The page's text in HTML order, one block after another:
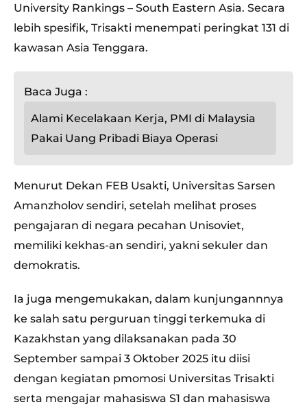
University Rankings – South Eastern Asia. Secara
lebih spesifik, Trisakti menempati peringkat 131 di
kawasan Asia Tenggara.
Baca Juga :
Alami Kecelakaan Kerja, PMI di Malaysia
Pakai Uang Pribadi Biaya Operasi
Menurut Dekan FEB Usakti, Universitas Sarsen
Amanzholov sendiri, setelah melihat proses
pengajaran di negara pecahan Unisoviet,
memiliki kekhas-an sendiri, yakni sekuler dan
demokratis.
Ia juga mengemukakan, dalam kunjungannnya
ke salah satu perguruan tinggi terkemuka di
Kazakhstan yang dilaksanakan pada 30
September sampai 3 Oktober 2025 itu diisi
dengan kegiatan pmomosi Universitas Trisakti
serta mengajar mahasiswa S1 dan mahasiswa